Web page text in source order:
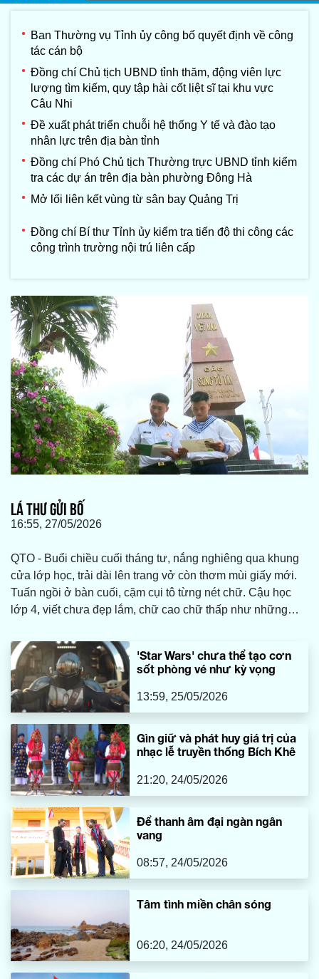
Ban Thường vụ Tỉnh ủy công bố quyết định về công
tác cán bộ
Đồng chí Chủ tịch UBND tỉnh thăm, động viên lực
lượng tìm kiếm, quy tập hài cốt liệt sĩ tại khu vực
Câu Nhi
Đề xuất phát triển chuỗi hệ thống Y tế và đào tạo
nhân lực trên địa bàn tỉnh
Đồng chí Phó Chủ tịch Thường trực UBND tỉnh kiểm
tra các dự án trên địa bàn phường Đông Hà
Mở lối liên kết vùng từ sân bay Quảng Trị
Đồng chí Bí thư Tỉnh ủy kiểm tra tiến độ thi công các
công trình trường nội trú liên cấp
LÁ THƯ GỬI BỐ
16:55, 27/05/2026
QTO - Buổi chiều cuối tháng tư, nắng nghiêng qua khung
cửa lớp học, trải dài lên trang vở còn thơm mùi giấy mới.
Tuấn ngồi ở bàn cuối, cặm cụi tô từng nét chữ. Cậu học
lớp 4, viết chưa đẹp lắm, chữ cao chữ thấp như những
'Star Wars' chưa thể tạo cơn
sốt phòng vé như kỳ vọng
13:59, 25/05/2026
Gìn giữ và phát huy giá trị của
nhạc lễ truyền thống Bích Khê
21:20, 24/05/2026
Để thanh âm đại ngàn ngân
vang
08:57, 24/05/2026
Tâm tình miền chân sóng
06:20, 24/05/2026